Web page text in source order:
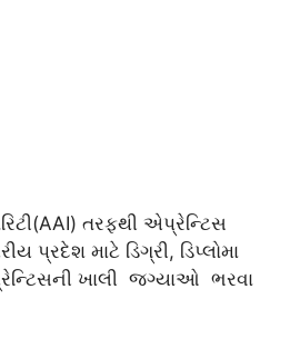
તરફથી એપ્રેન્ટિસ
પ્રદેશ માટે ડિગ્રી, ડિપ્લોમા
ખાલી જગ્યાઓ ભરવા